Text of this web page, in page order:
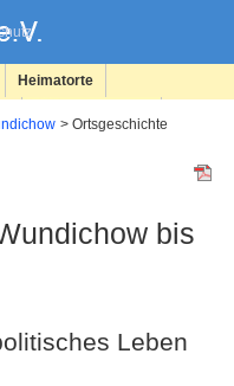
Heimatorte
Ortsgeschichte
bis
Leben